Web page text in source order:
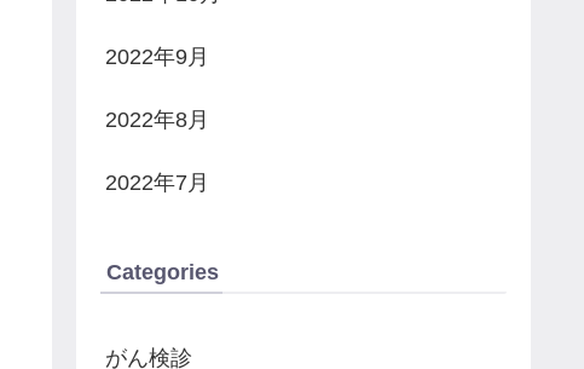
2022年9月
2022年8月
2022年7月
Categories
がん検診